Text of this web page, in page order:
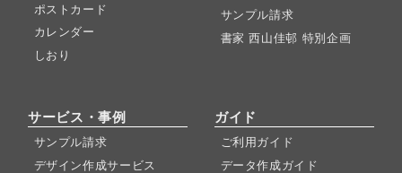
ポストカード
カレンダー
しおり
サンプル請求
書家 西山佳邨 特別企画
サービス・事例
サンプル請求
デザイン作成サービス
ガイド
ご利用ガイド
データ作成ガイド